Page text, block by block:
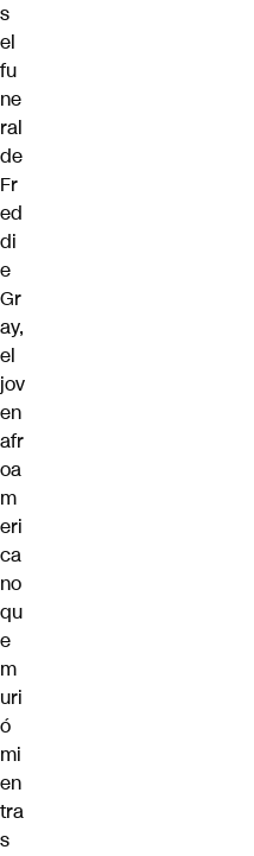
s
el
fu
ne
ral
de
Fr
ed
di
e
Gr
ay,
el
jov
en
afr
oa
m
eri
ca
no
qu
e
m
uri
ó
mi
en
tra
s